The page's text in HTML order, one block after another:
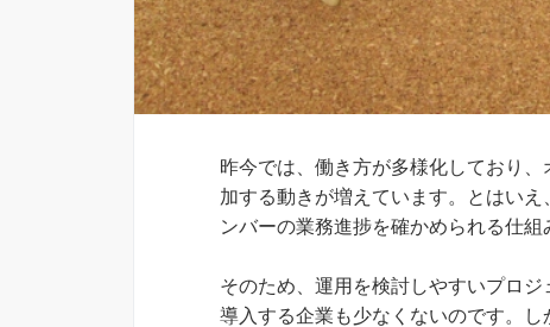
昨今では、働き方が多様化しており
加する動きが増えています。とはい
ンバーの業務進捗を確かめられる仕組
そのため、運用を検討しやすいプロ
導入する企業も少なくないのです。